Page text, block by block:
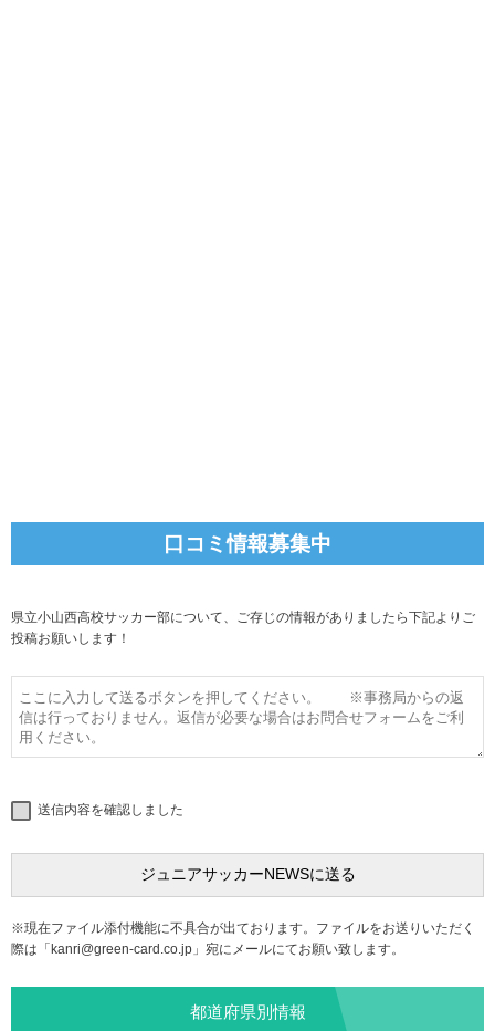
口コミ情報募集中
県立小山西高校サッカー部について、ご存じの情報がありましたら下記よりご
投稿お願いします！
送信内容を確認しました
※現在ファイル添付機能に不具合が出ております。ファイルをお送りいただく
際は「 kanri@green-card.co.jp 」宛にメールにてお願い致します。
都道府県別情報